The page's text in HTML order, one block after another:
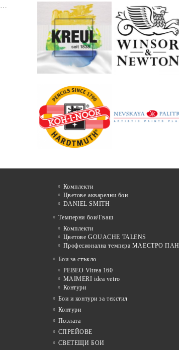
Комплекти
Цветове акварелни бои
DANIEL SMITH
Темперни бои/Гваш
Комплекти
Цветове GOUACHE TALENS
Професионална темпера МАЕСТРО ПАН
Бои за стъкло
PEBEO Vitrea 160
MAIMERI idea vetro
Контури
Бои и контури за текстил
Контури
Позлата
СПРЕЙОВЕ
СВЕТЕЩИ БОИ